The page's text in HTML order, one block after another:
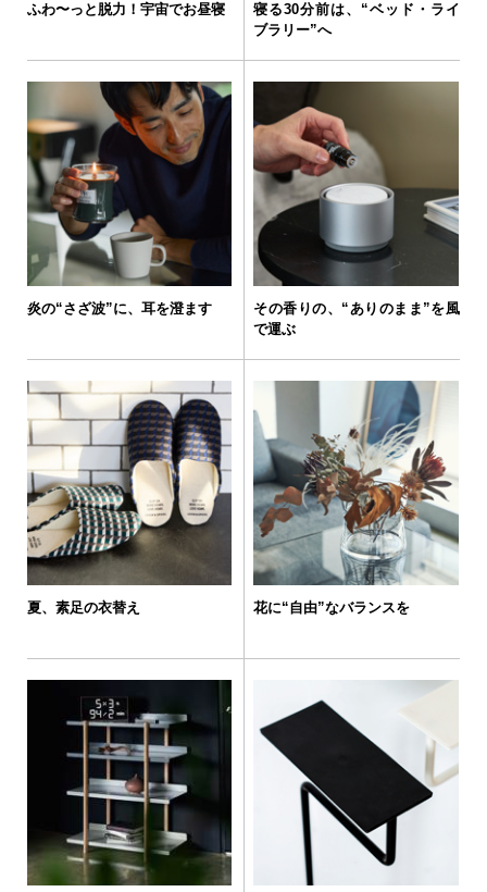
ふわ〜っと脱力！宇宙でお昼寝
寝る30分前は、“ベッド・ライ
ブラリー”へ
炎の“さざ波”に、耳を澄ます
その香りの、“ありのまま”を風
で運ぶ
夏、素足の衣替え 花に“自由”なバランスを